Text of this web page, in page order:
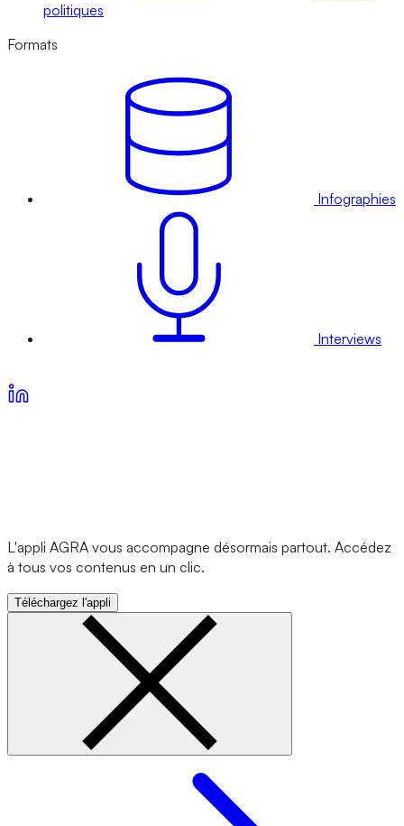
politiques
Formats
Infographies
Interviews
L'appli AGRA vous accompagne désormais partout. Accédez
à tous vos contenus en un clic.
Téléchargez l'appli